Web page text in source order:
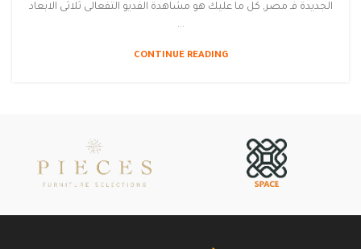
الجديدة فـ مصر, كل ما عليك هو مشاهدة الفديو التفعالى ثلاثى الابعاد
...
CONTINUE READING